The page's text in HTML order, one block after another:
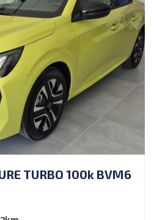
TURBO 100k BVM6